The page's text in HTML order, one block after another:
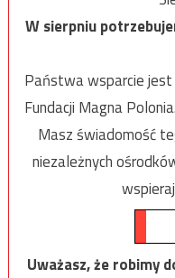
W sierpniu
Państwa wsparcie jest
Fundacji Magna Polonia.
Masz świadomość
niezależnych
Uważasz, że robimy